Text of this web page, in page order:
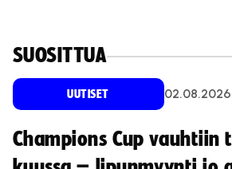
SUOSITTUA
UUTISET 02.08.2026
Champions Cup vauhtiin